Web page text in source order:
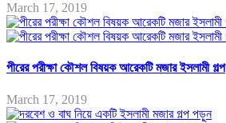
March 17, 2019
পীরের পরীক্ষা কৌশল বিষয়ক আরেকটি মজার ইসলামী গল্প
March 17, 2019